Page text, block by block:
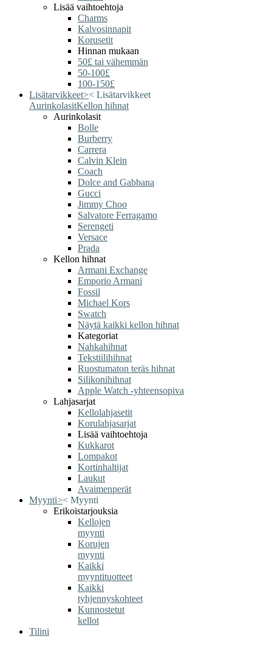
Lisää vaihtoehtoja
Charms
Kalvosinnapit
Korusetit
Hinnan mukaan
50£ tai vähemmän
50-100£
100-150£
Lisätarvikkeet>< Lisätarvikkeet
AurinkolasitKellon hihnat
Aurinkolasit
Bolle
Burberry
Carrera
Calvin Klein
Coach
Dolce and Gabbana
Gucci
Jimmy Choo
Salvatore Ferragamo
Serengeti
Versace
Prada
Kellon hihnat
Armani Exchange
Emporio Armani
Fossil
Michael Kors
Swatch
Näytä kaikki kellon hihnat
Kategoriat
Nahkahihnat
Tekstiilihihnat
Ruostumaton teräs hihnat
Silikonihihnat
Apple Watch -yhteensopiva
Lahjasarjat
Kellolahjasetit
Korulahjasarjat
Lisää vaihtoehtoja
Kukkarot
Lompakot
Kortinhaltijat
Laukut
Avaimenperät
Myynti>< Myynti
Erikoistarjouksia
Kellojen
myynti
Korujen
myynti
Kaikki
myyntituotteet
Kaikki
tyhjennyskohteet
Kunnostetut
kellot
Tilini